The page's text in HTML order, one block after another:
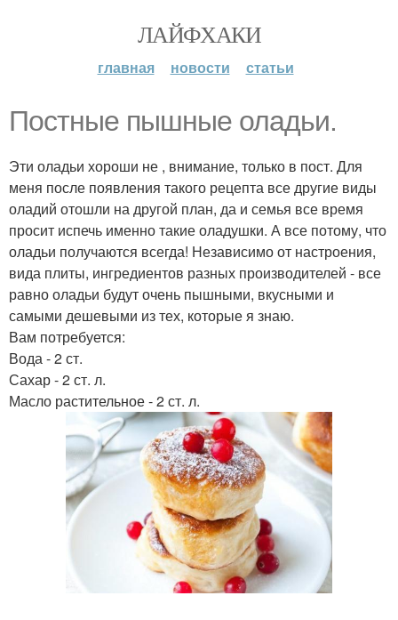
ЛАЙФХАКИ
главная новости статьи
Постные пышные оладьи.
Эти оладьи хороши не , внимание, только в пост. Для
меня после появления такого рецепта все другие виды
оладий отошли на другой план, да и семья все время
просит испечь именно такие оладушки. А все потому, что
оладьи получаются всегда! Независимо от настроения,
вида плиты, ингредиентов разных производителей - все
равно оладьи будут очень пышными, вкусными и
самыми дешевыми из тех, которые я знаю.
Вам потребуется:
Вода - 2 ст.
Сахар - 2 ст. л.
Масло растительное - 2 ст. л.